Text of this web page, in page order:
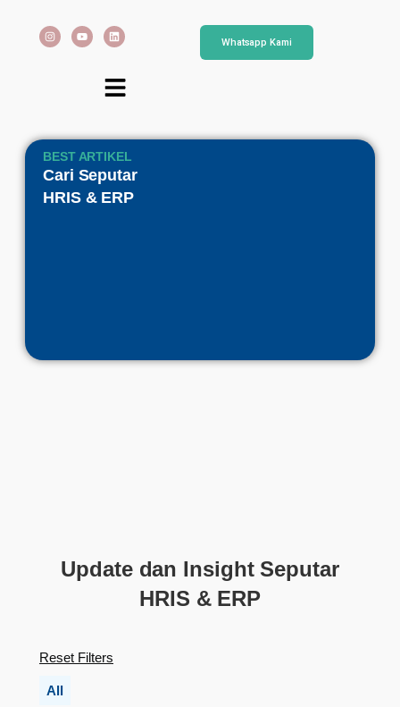
Whatsapp Kami
BEST ARTIKEL
Cari Seputar
HRIS & ERP
Update dan Insight Seputar
HRIS & ERP
All
Reset Filters